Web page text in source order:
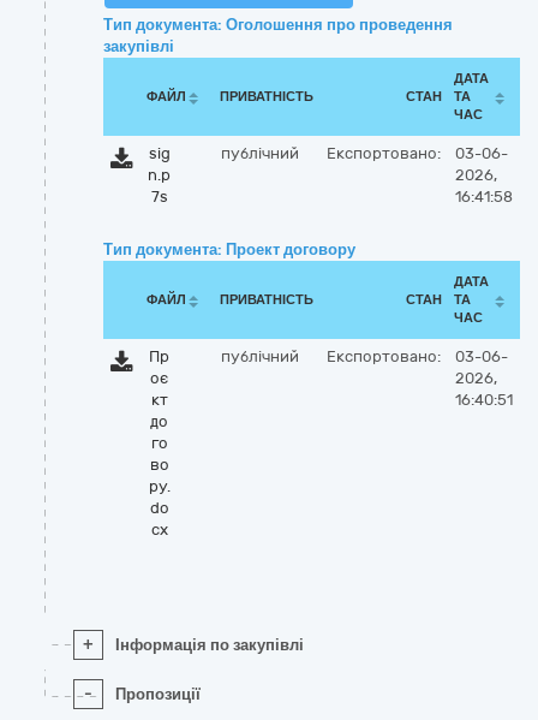
Тип документа: Оголошення про проведення
закупівлі
ФАЙЛ ПРИВАТНІСТЬ СТАН
ДАТА
ТА
ЧАС
sig
n.p
7s
публічний Експортовано:
03-06-
2026,
16:41:58
Тип документа: Проект договору
ФАЙЛ ПРИВАТНІСТЬ СТАН
ДАТА
ТА
ЧАС
Пр
оє
кт
до
го
во
ру.
do
cx
публічний Експортовано:
03-06-
2026,
16:40:51
+ Інформація по закупівлі
- Пропозиції